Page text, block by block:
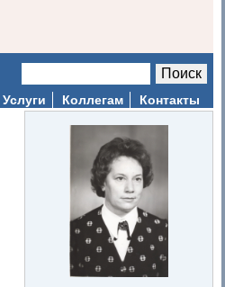
Форма поиска
Услуги Коллегам Контакты